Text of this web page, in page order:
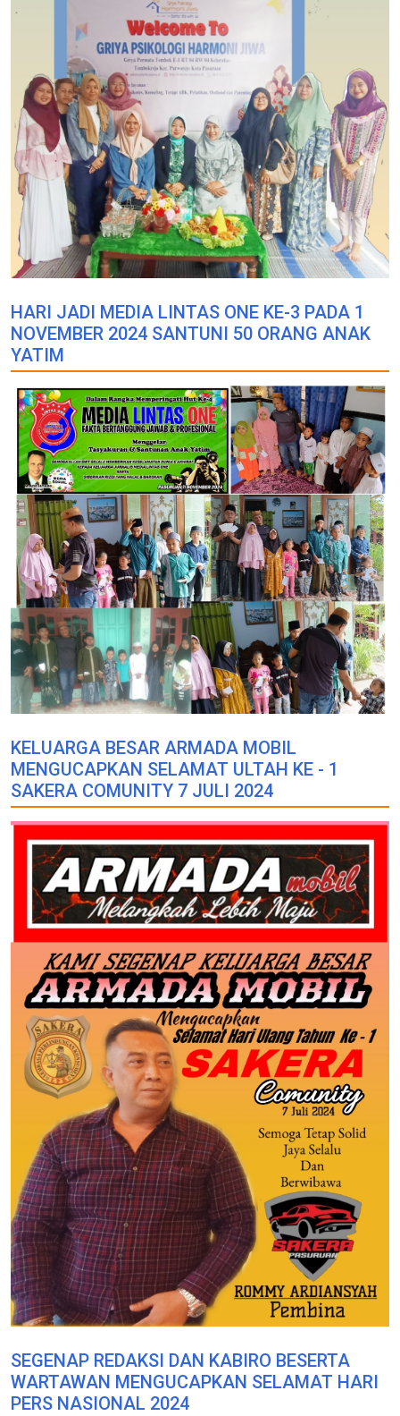
HARI JADI MEDIA LINTAS ONE KE-3 PADA 1
NOVEMBER 2024 SANTUNI 50 ORANG ANAK
YATIM
KELUARGA BESAR ARMADA MOBIL
MENGUCAPKAN SELAMAT ULTAH KE - 1
SAKERA COMUNITY 7 JULI 2024
SEGENAP REDAKSI DAN KABIRO BESERTA
WARTAWAN MENGUCAPKAN SELAMAT HARI
PERS NASIONAL 2024